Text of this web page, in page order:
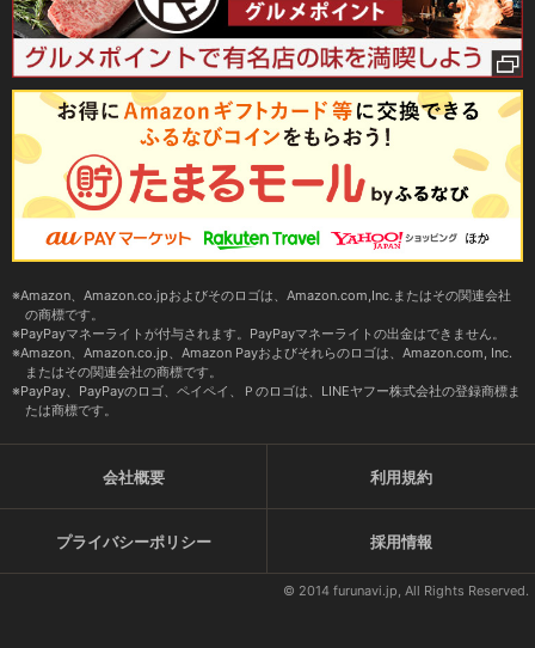
Amazon、Amazon.co.jpおよびそのロゴは、Amazon.com,Inc.またはその関連会社
の商標です。
PayPayマネーライトが付与されます。PayPayマネーライトの出金はできません。
Amazon、Amazon.co.jp、Amazon Payおよびそれらのロゴは、Amazon.com, Inc.
またはその関連会社の商標です。
PayPay、PayPayのロゴ、ペイペイ、Ｐのロゴは、LINEヤフー株式会社の登録商標ま
たは商標です。
会社概要 利用規約
プライバシーポリシー 採用情報
© 2014 furunavi.jp, All Rights Reserved.